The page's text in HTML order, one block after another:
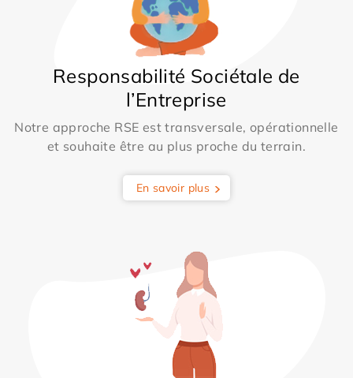
Responsabilité Sociétale de
l’Entreprise
Notre approche RSE est transversale, opérationnelle
et souhaite être au plus proche du terrain.
En savoir plus